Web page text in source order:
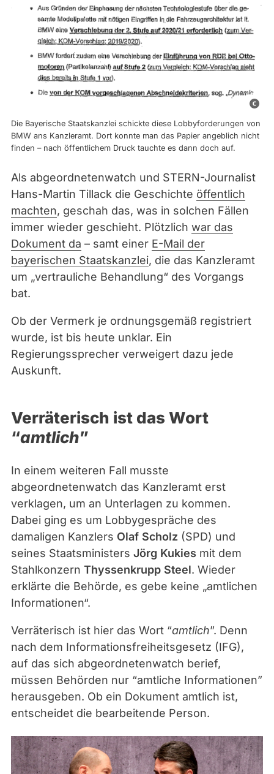
S
c
r
n
h
a
e
Die Bayerische Staatskanzlei schickte diese Lobbyforderungen von
BMW ans Kanzleramt. Dort konnte man das Papier angeblich nicht
finden – nach öffentlichem Druck tauchte es dann doch auf.
Als abgeordnetenwatch und STERN-Journalist
Hans-Martin Tillack die Geschichte öffentlich
machten, geschah das, was in solchen Fällen
immer wieder geschieht. Plötzlich war das
Dokument da – samt einer E-Mail der
bayerischen Staatskanzlei, die das Kanzleramt
um „vertrauliche Behandlung“ des Vorgangs
bat.
Ob der Vermerk je ordnungsgemäß registriert
wurde, ist bis heute unklar. Ein
Regierungssprecher verweigert dazu jede
Auskunft.
Verräterisch ist das Wort
“amtlich”
In einem weiteren Fall musste
abgeordnetenwatch das Kanzleramt erst
verklagen, um an Unterlagen zu kommen.
Dabei ging es um Lobbygespräche des
damaligen Kanzlers Olaf Scholz (SPD) und
seines Staatsministers Jörg Kukies mit dem
Stahlkonzern Thyssenkrupp Steel. Wieder
erklärte die Behörde, es gebe keine „amtlichen
Informationen“.
Verräterisch ist hier das Wort “amtlich”. Denn
nach dem Informationsfreiheitsgesetz (IFG),
auf das sich abgeordnetenwatch berief,
müssen Behörden nur “amtliche Informationen”
herausgeben. Ob ein Dokument amtlich ist,
entscheidet die bearbeitende Person.